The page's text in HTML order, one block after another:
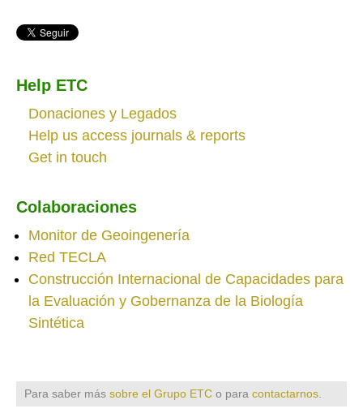
Help ETC
Donaciones y Legados
Help us access journals & reports
Get in touch
Colaboraciones
Monitor de Geoingenería
Red TECLA
Construcción Internacional de Capacidades para
la Evaluación y Gobernanza de la Biología
Sintética
Para saber más sobre el Grupo ETC o para contactarnos